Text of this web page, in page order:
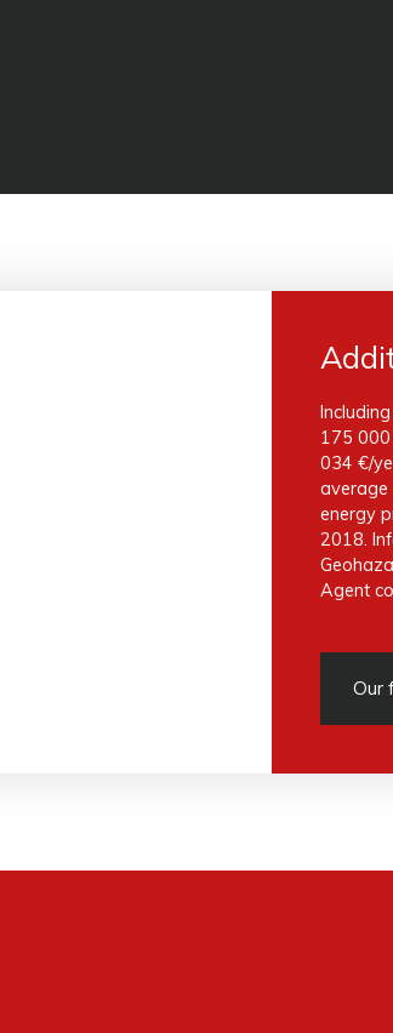
175
034 €/
average
energy
2018.
Agent
Our